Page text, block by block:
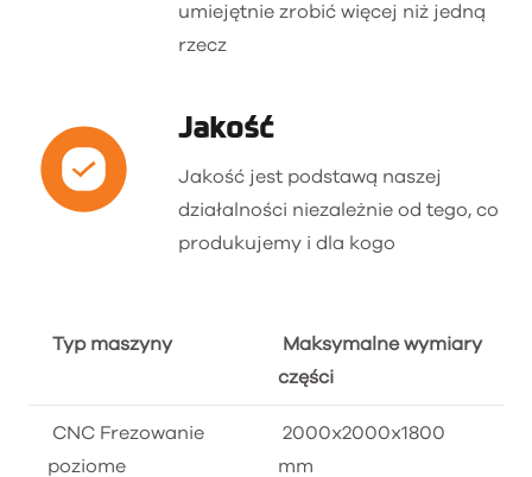
umiejętnie zrobić więcej niż jedną
rzecz
Jakość
Jakość jest podstawą naszej
działalności niezależnie od tego, co
produkujemy i dla kogo
Typ maszyny
Maksymalne wymiary
części
CNC Frezowanie
poziome
2000x2000x1800
mm